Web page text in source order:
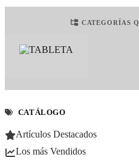
CATEGORÍAS
CATÁLOGO
Artículos Destacados
Los más Vendidos